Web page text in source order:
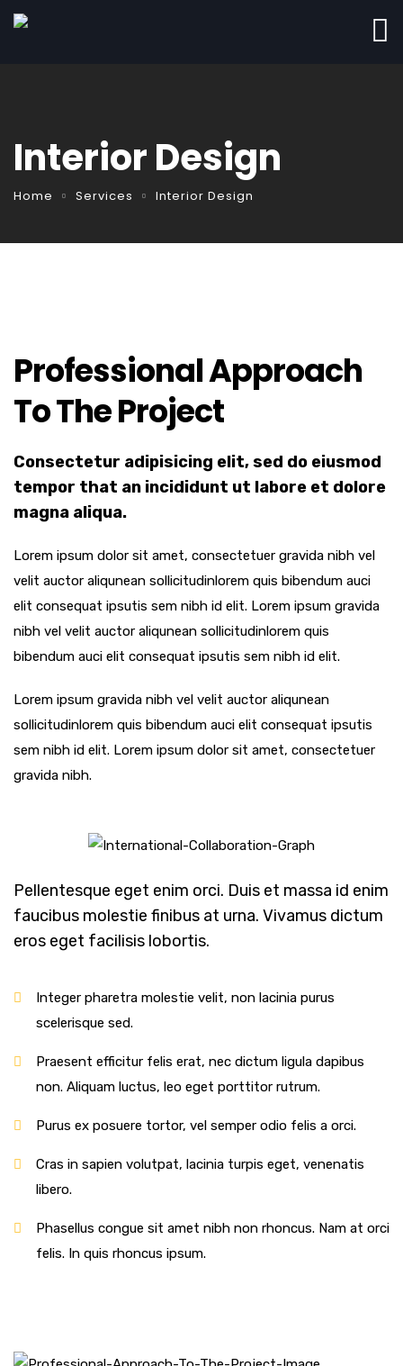
Interior Design
Home Services Interior Design
Professional Approach
To The Project
Consectetur adipisicing elit, sed do eiusmod
tempor that an incididunt ut labore et dolore
magna aliqua.
Lorem ipsum dolor sit amet, consectetuer gravida nibh vel
velit auctor aliqunean sollicitudinlorem quis bibendum auci
elit consequat ipsutis sem nibh id elit. Lorem ipsum gravida
nibh vel velit auctor aliqunean sollicitudinlorem quis
bibendum auci elit consequat ipsutis sem nibh id elit.
Lorem ipsum gravida nibh vel velit auctor aliqunean
sollicitudinlorem quis bibendum auci elit consequat ipsutis
sem nibh id elit. Lorem ipsum dolor sit amet, consectetuer
gravida nibh.
Pellentesque eget enim orci. Duis et massa id enim
faucibus molestie finibus at urna. Vivamus dictum
eros eget facilisis lobortis.
Integer pharetra molestie velit, non lacinia purus
scelerisque sed.
Praesent efficitur felis erat, nec dictum ligula dapibus
non. Aliquam luctus, leo eget porttitor rutrum.
Purus ex posuere tortor, vel semper odio felis a orci.
Cras in sapien volutpat, lacinia turpis eget, venenatis
libero.
Phasellus congue sit amet nibh non rhoncus. Nam at orci
felis. In quis rhoncus ipsum.